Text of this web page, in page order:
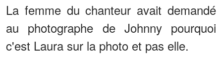
La femme du chanteur avait demandé
au photographe de Johnny pourquoi
c'est Laura sur la photo et pas elle.